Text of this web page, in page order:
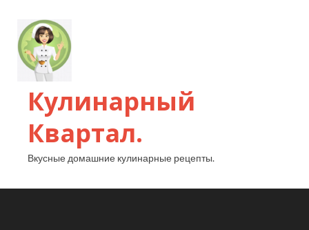
Кулинарный
Квартал.
Вкусные домашние кулинарные рецепты.